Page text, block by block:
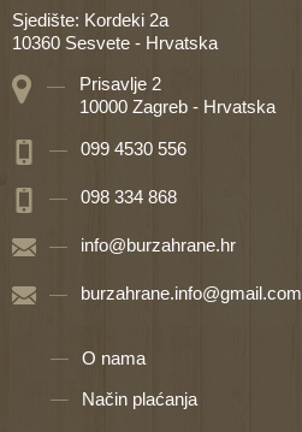
Sjedište: Kordeki 2a
10360 Sesvete - Hrvatska
Prisavlje 2
10000 Zagreb - Hrvatska
099 4530 556
098 334 868
info@burzahrane.hr
burzahrane.info@gmail.com
O nama
Način plaćanja